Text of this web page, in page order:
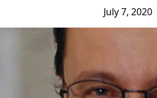
July 7, 2020